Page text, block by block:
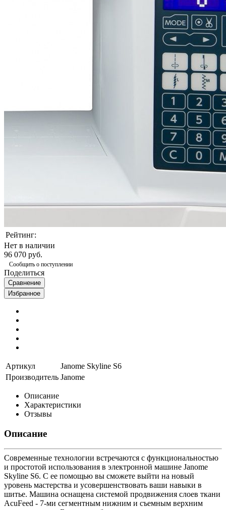
Рейтинг:
Нет в наличии
96 070 руб.
Сообщить о поступлении
Поделиться
Сравнение
Избранное
Артикул
Janome Skyline S6
Производитель Janome
Описание
Характеристики
Отзывы
Описание
Современные технологии встречаются с функциональностью
и простотой использования в электронной машине Janome
Skyline S6. С ее помощью вы сможете выйти на новый
уровень мастерства и усовершенствовать ваши навыки в
шитье. Машина оснащена системой продвижения слоев ткани
AcuFeed - 7-ми сегментным нижним и съемным верхним